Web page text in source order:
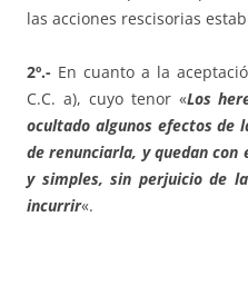
las acciones rescisorias
2º.- En cuanto a la
C.C. a), cuyo tenor «Los
ocultado algunos efectos de
de renunciarla, y quedan
y simples, sin perjuicio de
incurrir«.